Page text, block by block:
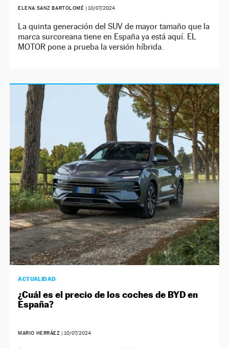
ELENA SANZ BARTOLOMÉ | 10/07/2024
La quinta generación del SUV de mayor tamaño que la
marca surcoreana tiene en España ya está aquí. EL
MOTOR pone a prueba la versión híbrida.
ACTUALIDAD
¿Cuál es el precio de los coches de BYD en
España?
MARIO HERRÁEZ | 10/07/2024